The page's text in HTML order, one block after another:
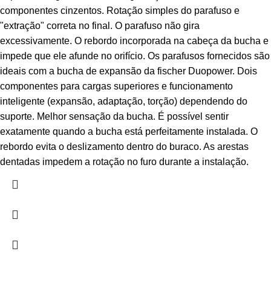
componentes cinzentos. Rotação simples do parafuso e
"extração" correta no final. O parafuso não gira
excessivamente. O rebordo incorporada na cabeça da bucha e
impede que ele afunde no orifício. Os parafusos fornecidos são
ideais com a bucha de expansão da fischer Duopower. Dois
componentes para cargas superiores e funcionamento
inteligente (expansão, adaptação, torção) dependendo do
suporte. Melhor sensação da bucha. É possível sentir
exatamente quando a bucha está perfeitamente instalada. O
rebordo evita o deslizamento dentro do buraco. As arestas
dentadas impedem a rotação no furo durante a instalação.